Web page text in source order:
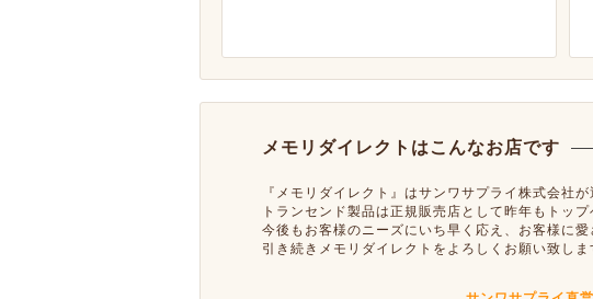
メモリダイレクトはこんなお店です
『メモリダイレクト』はサンワサプライ株式会社
トランセンド製品は正規販売店として昨年もトップ
今後もお客様のニーズにいち早く応え、お客様に
引き続きメモリダイレクトをよろしくお願い致しま